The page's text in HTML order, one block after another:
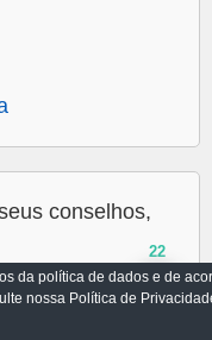
conselhos,
da política de dados e de
nossa Política de
22